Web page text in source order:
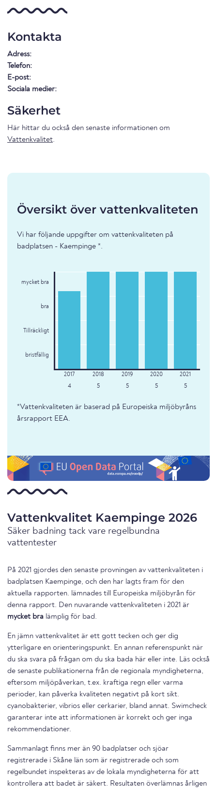
Kontakta
Adress:
Telefon:
E-post:
Sociala medier:
Säkerhet
Här hittar du också den senaste informationen om
Vattenkvalitet.
Översikt över vattenkvaliteten
Vi har följande uppgifter om vattenkvaliteten på
badplatsen - Kaempinge *.
mycket bra
bra
Tillräckligt
bristfällig
4 5 5 5 5
*Vattenkvaliteten är baserad på Europeiska miljöbyråns
årsrapport EEA.
Vattenkvalitet Kaempinge 2026
Säker badning tack vare regelbundna
vattentester
På 2021 gjordes den senaste provningen av vattenkvaliteten i
badplatsen Kaempinge, och den har lagts fram för den
aktuella rapporten. lämnades till Europeiska miljöbyrån för
denna rapport. Den nuvarande vattenkvaliteten i 2021 är
mycket bra lämplig för bad.
En jämn vattenkvalitet är ett gott tecken och ger dig
ytterligare en orienteringspunkt. En annan referenspunkt när
du ska svara på frågan om du ska bada här eller inte. Läs också
de senaste publikationerna från de regionala myndigheterna,
eftersom miljöpåverkan, t.ex. kraftiga regn eller varma
perioder, kan påverka kvaliteten negativt på kort sikt.
cyanobakterier, vibrios eller cerkarier, bland annat. Swimcheck
garanterar inte att informationen är korrekt och ger inga
rekommendationer.
Sammanlagt finns mer än 90 badplatser och sjöar
registrerade i Skåne län som är registrerade och som
regelbundet inspekteras av de lokala myndigheterna för att
kontrollera att badet är säkert. Resultaten överlämnas årligen